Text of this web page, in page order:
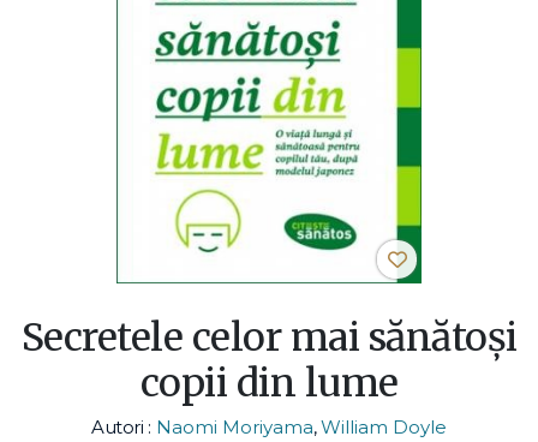
Secretele celor mai sănătoşi
copii din lume
Autori : Naomi Moriyama,William Doyle